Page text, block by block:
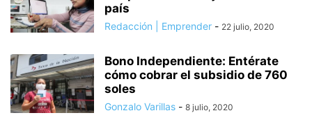
país
Redacción | Emprender - 22 julio, 2020
Bono Independiente: Entérate
cómo cobrar el subsidio de 760
soles
Gonzalo Varillas - 8 julio, 2020